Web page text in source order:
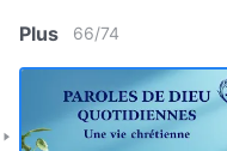
Plus 66/74